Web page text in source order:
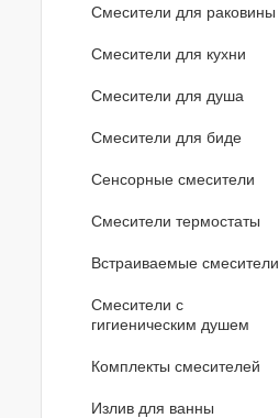
Смесители для раковины
Смесители для кухни
Смесители для душа
Смесители для биде
Сенсорные смесители
Смесители термостаты
Встраиваемые смесители
Смесители с
гигиеническим душем
Комплекты смесителей
Излив для ванны